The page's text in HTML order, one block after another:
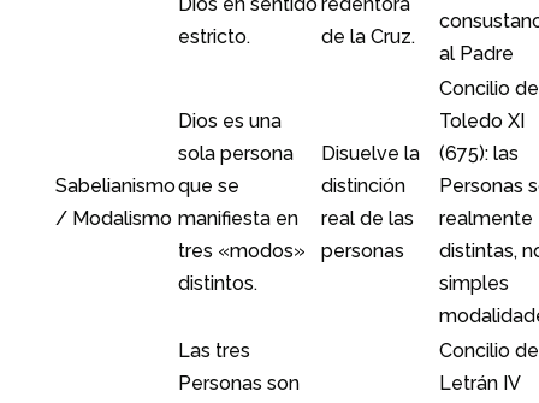
estricto.
de la Cruz.
al Padre
Sabelianismo
/ Modalismo
Dios es una
sola persona
que se
manifiesta en
tres «modos»
distintos.
Disuelve la
distinción
real de las
personas
Concilio de
Toledo XI
(675): las
Personas
realmente
distintas,
simples
Las tres
Personas son
Concilio de
Letrán IV